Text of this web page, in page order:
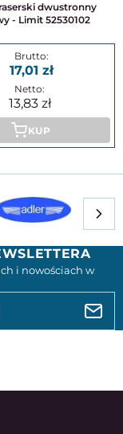
- Limit 52530102
17,01
13,83
KUP
i nowościach w